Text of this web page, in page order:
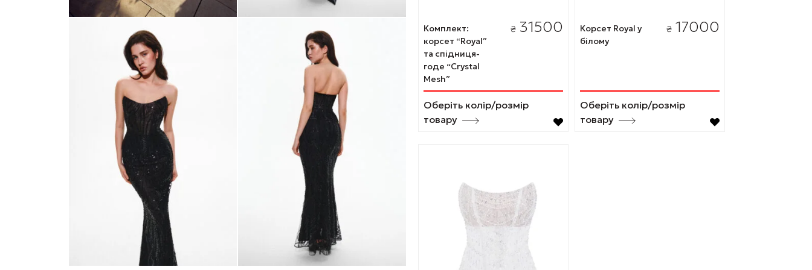
Комплект:
корсет “Royal”
та спідниця-
годе “Crystal
Mesh”
₴ 31500
Оберіть колір/розмір
товару
Корсет Royal у
білому
₴ 17000
Оберіть колір/розмір
товару
варіантів.
Параметри
вибрати